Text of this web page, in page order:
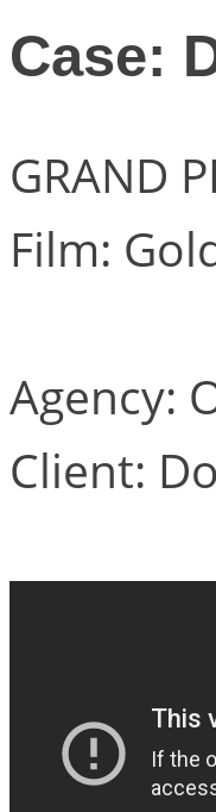
Case:
GRAND
Film:
Agency:
Client: